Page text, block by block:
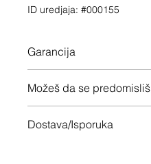
ID uredjaja: #000155
Garancija
Možeš da se predomisliš
nisi zadovoljan
Dostava/Isporuka